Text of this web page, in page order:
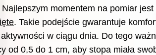
momentem na pomiar jest
. Takie podejście gwarantuje
w ciągu dnia. Do tego
od 0,5 do 1 cm, aby stopa miała